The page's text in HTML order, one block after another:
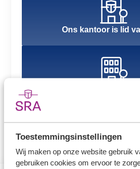
Toestemmingsinstellingen
Wij maken op onze website gebruik
gebruiken cookies om ervoor te
Ons kantoor is lid